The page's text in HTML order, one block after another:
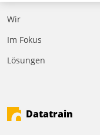
von Aufträgen der
operativen
Instandhaltung in die
deutscher
den Weg vom
Mieteranliegen zum
Wir
Im Fokus
Lösungen
Datatrain